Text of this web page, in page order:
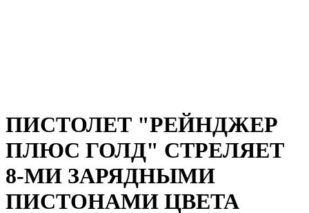
ПИСТОЛЕТ "РЕЙНДЖЕР
ПЛЮС ГОЛД" СТРЕЛЯЕТ
8-МИ ЗАРЯДНЫМИ
ПИСТОНАМИ ЦВЕТА